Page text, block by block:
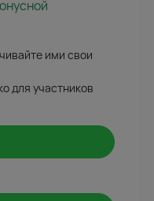
ими свои
для участников